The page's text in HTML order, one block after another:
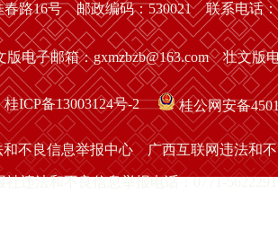
春路16号 邮政编码：530021 联系电话：
版电子邮箱：gxmzbzb@163.com 壮文版
桂ICP备13003124号-2 桂公网安备
不良信息举报中心 广西互联网违法和
社违法和不良信息举报电话：0771-